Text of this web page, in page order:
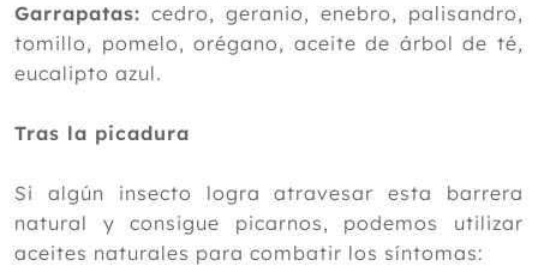
Garrapatas: cedro, geranio, enebro, palisandro,
tomillo, pomelo, orégano, aceite de árbol de té,
eucalipto azul.
Tras la picadura
Si algún insecto logra atravesar esta barrera
natural y consigue picarnos, podemos utilizar
aceites naturales para combatir los síntomas: